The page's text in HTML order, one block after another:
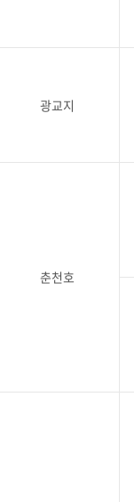
광교지
춘천호